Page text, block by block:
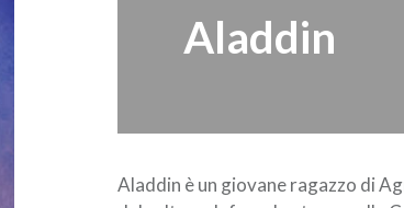
Aladdin
Aladdin è un giovane ragazzo di